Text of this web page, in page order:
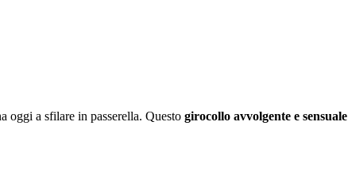
oggi a sfilare in passerella. Questo girocollo avvolgente e sensuale